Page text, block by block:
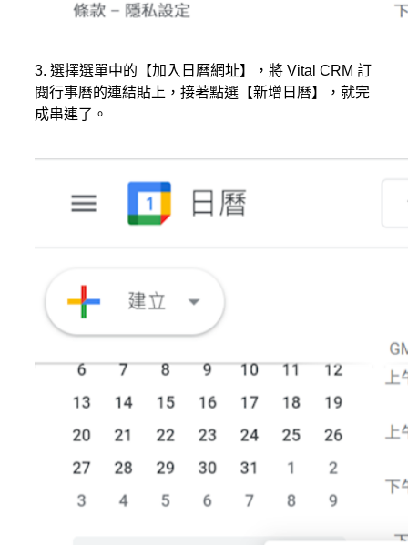
3. 選擇選單中的【加入日曆網址】，將 Vital CRM 訂
閱行事曆的連結貼上，接著點選【新增日曆】，就完
成串連了。